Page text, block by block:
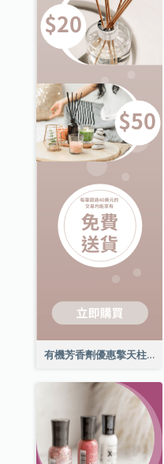
有機芳香劑優惠擎天柱廣告